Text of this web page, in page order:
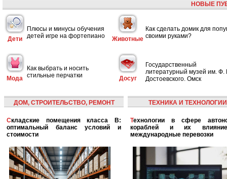
НОВЫЕ
Дети
Плюсы и минусы обучения
детей игре на фортепиано
Животные
Как сделать домик для
своими руками?
Мода
Как выбрать и носить
стильные перчатки
Досуг
Государственный
литературный музей им. Ф.
Достоевского. Омск
ДОМ, СТРОИТЕЛЬСТВО, РЕМОНТ
Складские помещения класса B:
оптимальный баланс условий и
стоимости
ТЕХНИКА И ТЕХНОЛОГИИ
Технологии в сфере автономных
кораблей и их
международные перевозки